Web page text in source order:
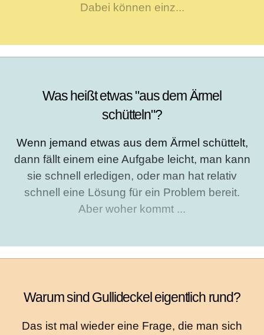
Dabei können einz...
Was heißt etwas "aus dem Ärmel
schütteln"?
Wenn jemand etwas aus dem Ärmel schüttelt,
dann fällt einem eine Aufgabe leicht, man kann
sie schnell erledigen, oder man hat relativ
schnell eine Lösung für ein Problem bereit.
Aber woher kommt ...
Warum sind Gullideckel eigentlich rund?
Das ist mal wieder eine Frage, die man sich